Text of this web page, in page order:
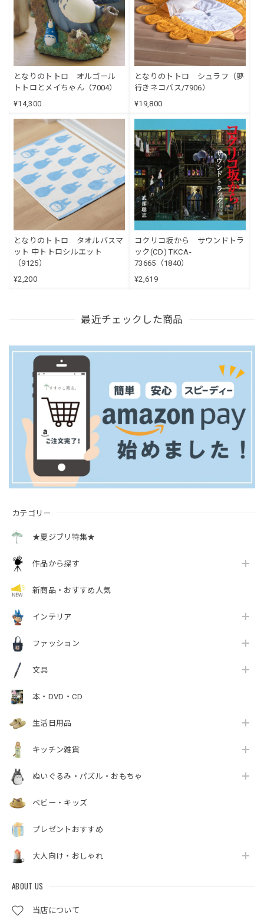
カテゴリー
★夏ジブリ特集★
作品から探す
新商品・おすすめ人気
インテリア
ファッション
文具
本・DVD・CD
生活日用品
キッチン雑貨
ぬいぐるみ・パズル・おもちゃ
ベビー・キッズ
プレゼントおすすめ
大人向け・おしゃれ
ABOUT US
当店について
となりのトトロ オルゴール
トトロとメイちゃん（7004）
¥14,300
となりのトトロ シュラフ（夢
行きネコバス/7906）
¥19,800
となりのトトロ タオルバスマ
ット 中トトロシルエット
（9125）
¥2,200
コクリコ坂から サウンドトラ
ック(CD) TKCA-
73665（1840）
¥2,619
最近チェックした商品